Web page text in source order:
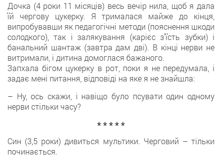
Дочка (4 роки 11 місяців) весь вечір нила, щоб я дала
їй чергову цукерку. Я трималася майже до кінця,
випробувавши як педагогічні методи (пояснення шкоди
солодкого), так і залякування (карієс з’їсть зубки) і
банальний шантаж (завтра дам дві). В кінці нерви не
витримали, і дитина домоглася бажаного.
Запхала бігом цукерку в рот, поки я не передумала, і
задає мені питання, відповіді на яке я не знайшла:
– Ну, ось скажи, і навіщо було псувати один одному
нерви стільки часу?
* * * * *
Син (3,5 роки) дивиться мультики. Черговий – тільки
починається.